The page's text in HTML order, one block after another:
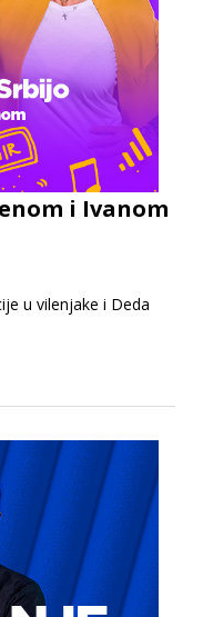
i Ivanom
u vilenjake i Deda